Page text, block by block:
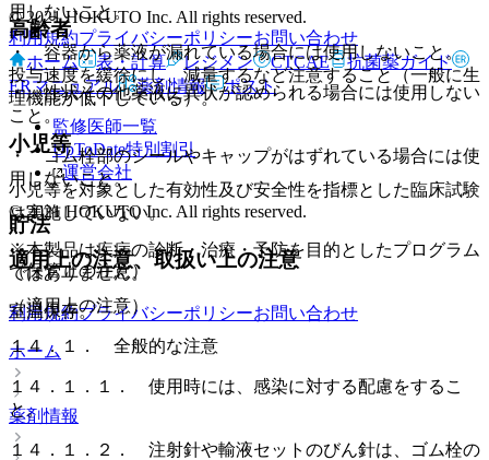
用しないこと。
・ 容器から薬液が漏れている場合には使用しないこと。
・ 性状その他薬液に異状が認められる場合には使用しない
こと。
・ ゴム栓部のシールやキャップがはずれている場合には使
用しないこと。
貯法
（保管上の注意）
室温保存。
ホーム
薬剤情報
高齢者
投与速度を緩徐にし、減量するなど注意すること（一般に生
理機能が低下している）。
小児等
小児等を対象とした有効性及び安全性を指標とした臨床試験
は実施していない。
適用上の注意、取扱い上の注意
（適用上の注意）
１４．１． 全般的な注意
１４．１．１． 使用時には、感染に対する配慮をするこ
と。
１４．１．２． 注射針や輸液セットのびん針は、ゴム栓の
© 2021 HOKUTO Inc. All rights reserved.
利用規約プライバシーポリシーお問い合わせ
ホーム
表・計算 レジメン CTCAE
抗菌薬ガイド
ERマニュアル
薬剤情報 ポスト
監修医師一覧
UpToDate特別割引
運営会社
© 2021 HOKUTO Inc. All rights reserved.
※本製品は疾病の診断・治療・予防を目的としたプログラム
ではありません。
利用規約プライバシーポリシーお問い合わせ